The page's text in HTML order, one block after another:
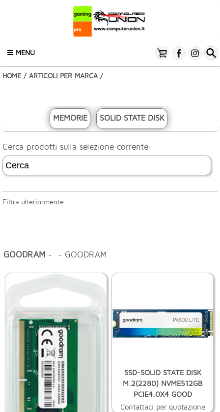
MENU
HOME / ARTICOLI PER MARCA /
MEMORIE SOLID STATE DISK
Cerca prodotti sulla selezione corrente:
Filtra ulteriormente
GOODRAM - - GOODRAM
SSD-SOLID STATE DISK
M.2(2280) NVME512GB
PCIE4.0X4 GOOD
Contattaci per quotazione